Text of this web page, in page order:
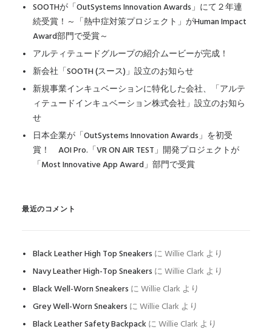
SOOTHが「OutSystems Innovation Awards」にて２年連
続受賞！～「熱中症対策プロジェクト」がHuman Impact
Award部門で受賞～
アルティテュードグループの紹介ムービーが完成！
新会社「SOOTH (スース)」設立のお知らせ
新規事業インキュベーションに特化した会社、「アルテ
ィテュードインキュベーション株式会社」設立のお知ら
せ
日本企業が「OutSystems Innovation Awards」を初受
賞！ AOI Pro.「VR ON AIR TEST」開発プロジェクトが
「Most Innovative App Award」部門で受賞
最近のコメント
Black Leather High Top Sneakers にWillie Clark より
Navy Leather High-Top Sneakers にWillie Clark より
Black Well-Worn Sneakers にWillie Clark より
Grey Well-Worn Sneakers にWillie Clark より
Black Leather Safety BackpackにWillie Clark より